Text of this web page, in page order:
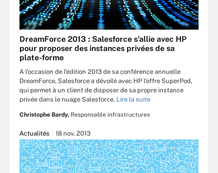
DreamForce 2013 : Salesforce s'allie avec HP
pour proposer des instances privées de sa
plate-forme
A l'occasion de l'édition 2013 de sa conférence annuelle
DreamForce, Salesforce a dévoilé avec HP l'offre SuperPod,
qui permet à un client de disposer de sa propre instance
privée dans le nuage Salesforce. Lire la suite
Christophe Bardy, Responsable infrastructures
Actualités 18 nov. 2013